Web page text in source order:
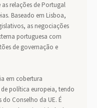
relações de Portugal
Baseado em Lisboa,
as negociações
portuguesa com
de governação e
em cobertura
política europeia, tendo
do Conselho da UE. É